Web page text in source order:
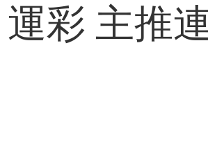
運彩 主推